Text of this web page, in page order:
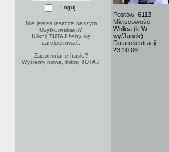
Nie jesteś jeszcze naszym
Użytkownikiem?
Kilknij TUTAJżeby się
zarejestrować.
Zapomniane hasło?
Wyślemy nowe, kliknij TUTAJ.
Postów: 6113
Miejscowość:
Wolica (k.W-
wy/Janek)
Data rejestracji:
23.10.06